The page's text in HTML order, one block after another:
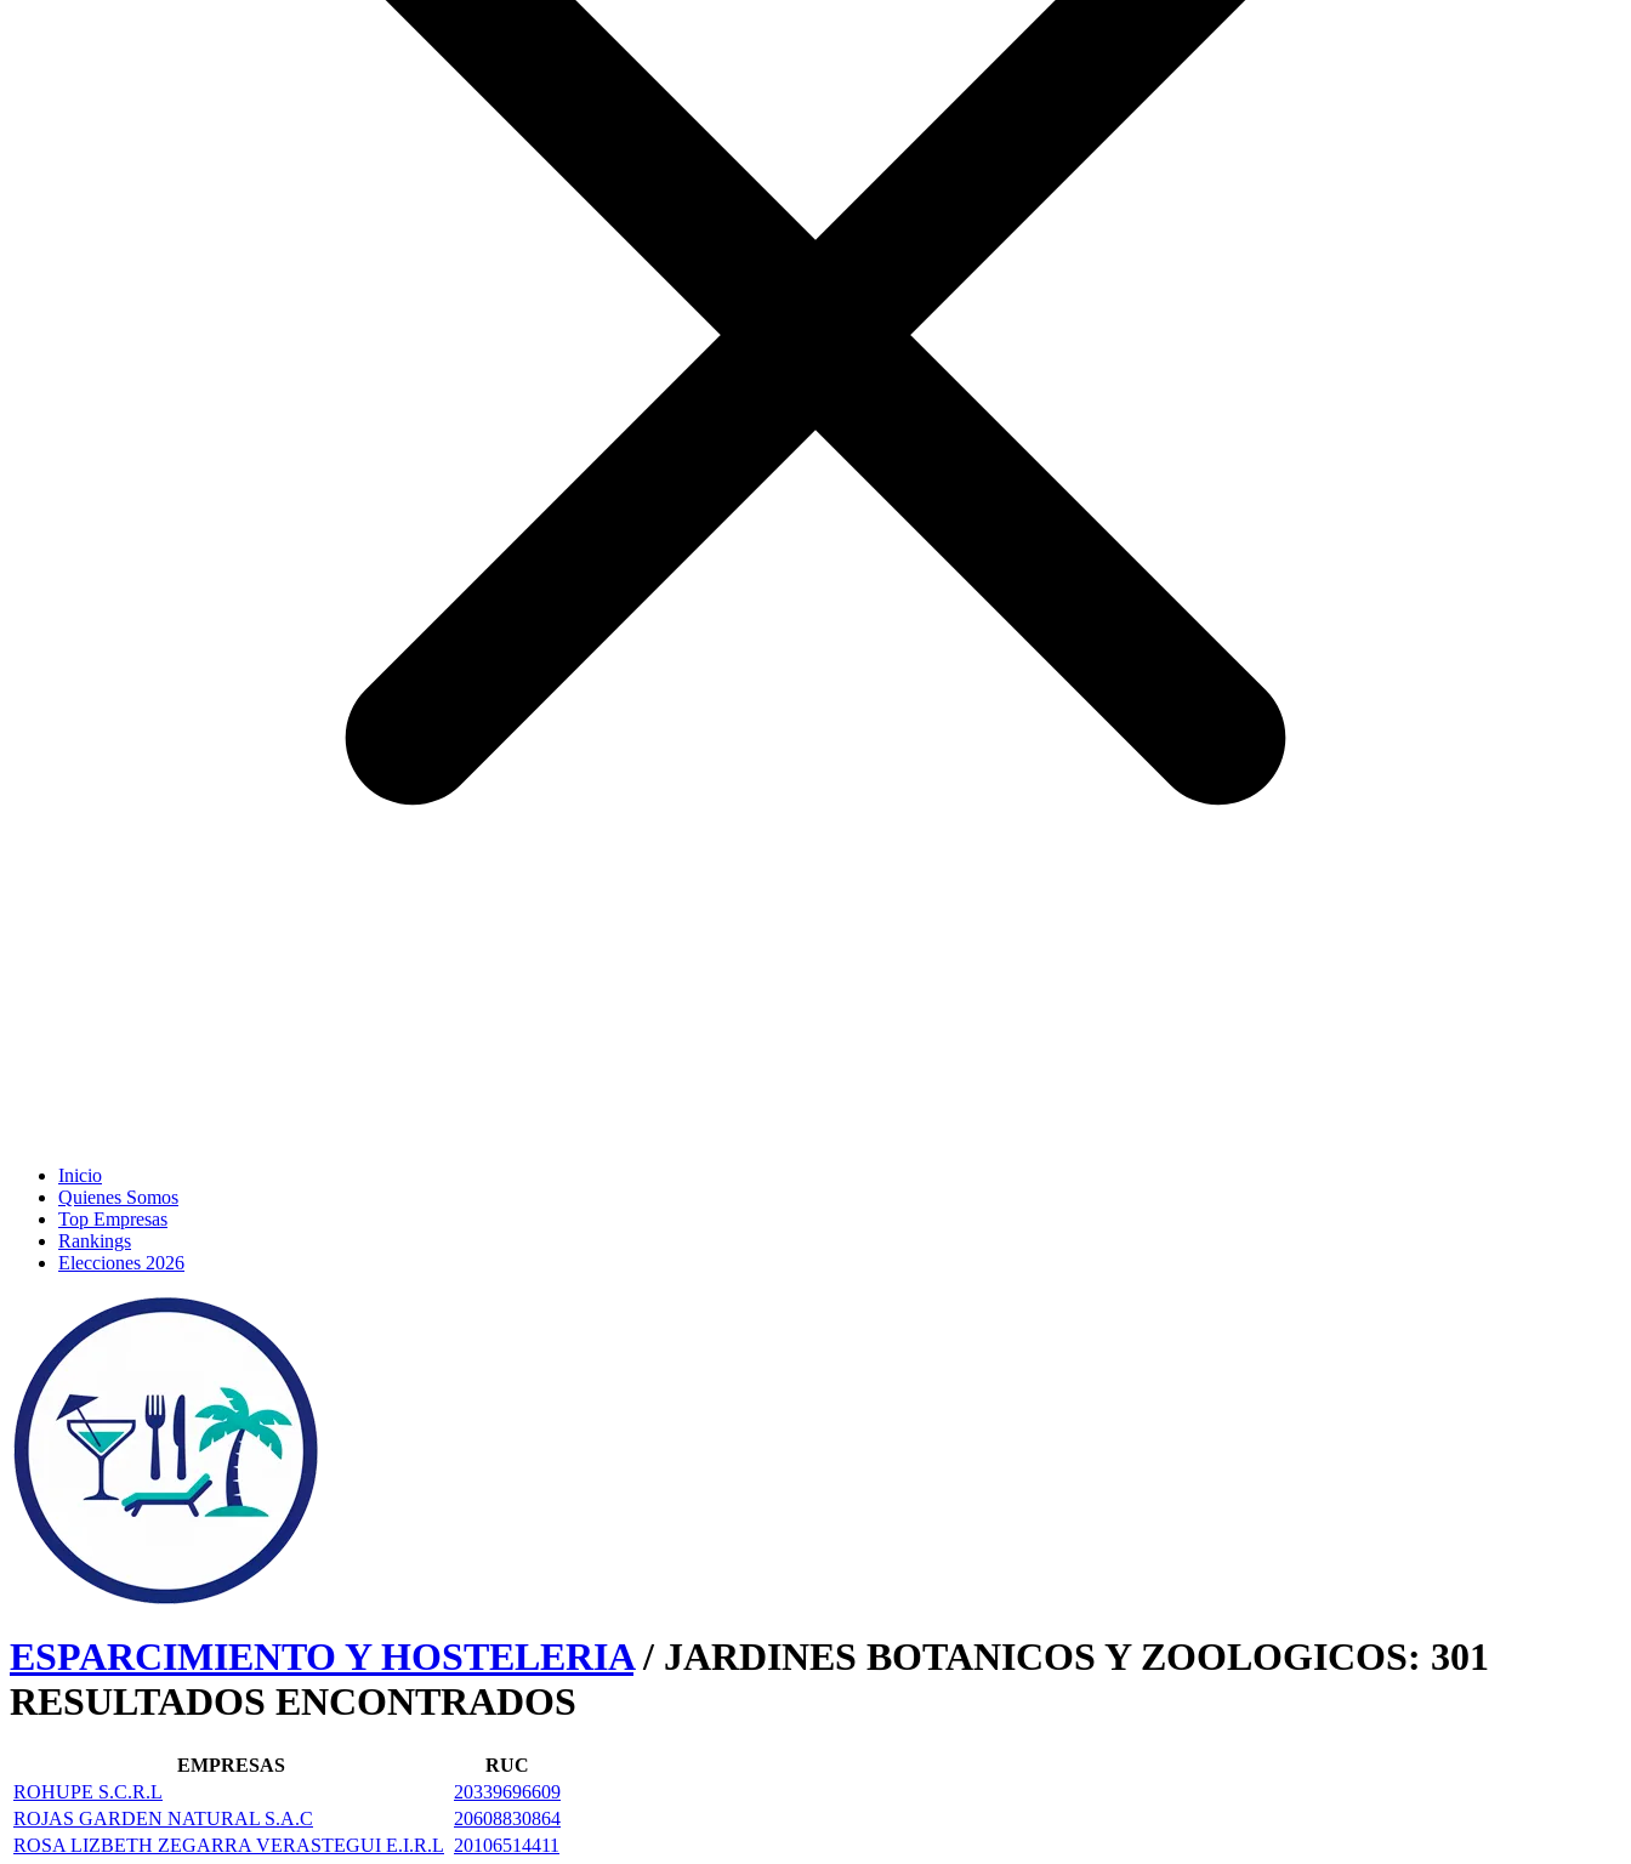
Inicio
Quienes Somos
Top Empresas
Rankings
Elecciones 2026
ESPARCIMIENTO Y HOSTELERIA/ JARDINES BOTANICOS Y ZOOLOGICOS: 301
RESULTADOS ENCONTRADOS
EMPRESAS
RUC
ROHUPE S.C.R.L
20339696609
ROJAS GARDEN NATURAL S.A.C
20608830864
ROSA LIZBETH ZEGARRA VERASTEGUI E.I.R.L 20106514411